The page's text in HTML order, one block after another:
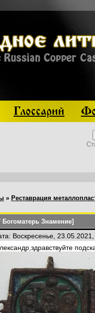
Глоссарий
» Реставрация
Богоматерь Знамение]
Воскресенье,